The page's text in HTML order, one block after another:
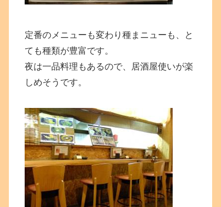
定番のメニューも変わり種まニューも、と
ても種類が豊富です。
夜は一品料理もあるので、居酒屋使いが楽
しめそうです。